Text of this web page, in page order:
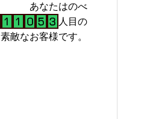
あなたはのべ
人目の
素敵なお客様です。